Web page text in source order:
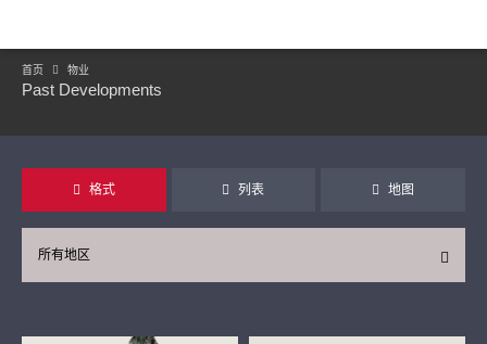
首页 物业
Past Developments
格式 列表 地图
所有地区